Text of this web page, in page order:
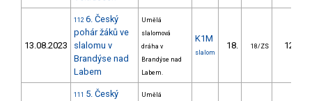
13.08.2023
112 6. Český
pohár žáků ve
slalomu v
Brandýse nad
Labem
Umělá
slalomová
dráha v
Brandýse nad
Labem.
K1M
slalom
18. 18/ZS 12.56
111 5. Český
Umělá